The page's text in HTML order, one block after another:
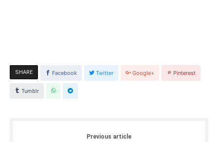
SHARE Facebook Twitter Google+ Pinterest
Tumblr
Previous article